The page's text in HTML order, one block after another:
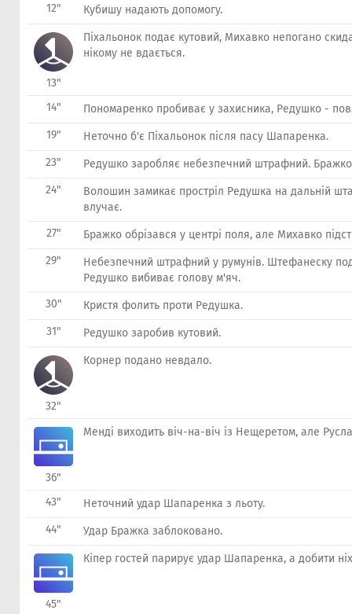
12"
Кубишу надають допомогу.
13"
Піхальонок подає кутовий, Михавко непогано
нікому не вдається.
14"
Пономаренко пробиває у захисника, Редушко -
19"
Неточно б'є Піхальонок після пасу Шапаренка.
23"
Редушко заробляє небезпечний штрафний.
24"
Волошин замикає простріл Редушка на дальній
влучає.
27"
Бражко обрізався у центрі поля, але Михавко
29"
Небезпечний штрафний у румунів. Штефанеску
Редушко вибиває голову м'яч.
30"
Кристя фолить проти Редушка.
31"
Редушко заробив кутовий.
32"
Корнер подано невдало.
36"
Менді виходить віч-на-віч із Нещеретом, але
43"
Неточний удар Шапаренка з льоту.
44"
Удар Бражка заблоковано.
45"
Кіпер гостей парирує удар Шапаренка, а добити